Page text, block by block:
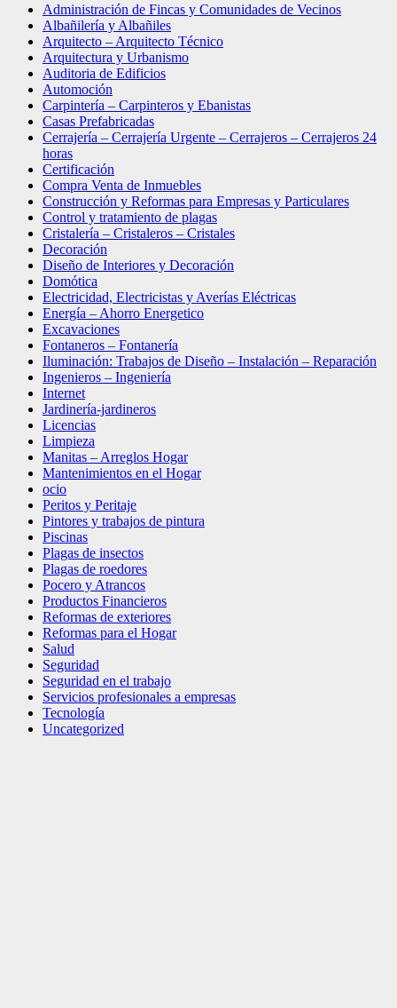
Administración de Fincas y Comunidades de Vecinos
Albañilería y Albañiles
Arquitecto – Arquitecto Técnico
Arquitectura y Urbanismo
Auditoria de Edificios
Automoción
Carpintería – Carpinteros y Ebanistas
Casas Prefabricadas
Cerrajería – Cerrajería Urgente – Cerrajeros – Cerrajeros 24
horas
Certificación
Compra Venta de Inmuebles
Construcción y Reformas para Empresas y Particulares
Control y tratamiento de plagas
Cristalería – Cristaleros – Cristales
Decoración
Diseño de Interiores y Decoración
Domótica
Electricidad, Electricistas y Averías Eléctricas
Energía – Ahorro Energetico
Excavaciones
Fontaneros – Fontanería
Iluminación: Trabajos de Diseño – Instalación – Reparación
Ingenieros – Ingeniería
Internet
Jardinería-jardineros
Licencias
Limpieza
Manitas – Arreglos Hogar
Mantenimientos en el Hogar
ocio
Peritos y Peritaje
Pintores y trabajos de pintura
Piscinas
Plagas de insectos
Plagas de roedores
Pocero y Atrancos
Productos Financieros
Reformas de exteriores
Reformas para el Hogar
Salud
Seguridad
Seguridad en el trabajo
Servicios profesionales a empresas
Tecnología
Uncategorized